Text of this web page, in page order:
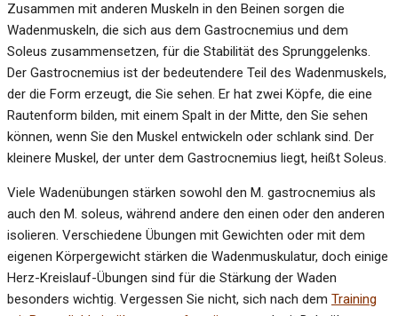
Zusammen mit anderen Muskeln in den Beinen sorgen die
Wadenmuskeln, die sich aus dem Gastrocnemius und dem
Soleus zusammensetzen, für die Stabilität des Sprunggelenks.
Der Gastrocnemius ist der bedeutendere Teil des Wadenmuskels,
der die Form erzeugt, die Sie sehen. Er hat zwei Köpfe, die eine
Rautenform bilden, mit einem Spalt in der Mitte, den Sie sehen
können, wenn Sie den Muskel entwickeln oder schlank sind. Der
kleinere Muskel, der unter dem Gastrocnemius liegt, heißt Soleus.
Viele Wadenübungen stärken sowohl den M. gastrocnemius als
auch den M. soleus, während andere den einen oder den anderen
isolieren. Verschiedene Übungen mit Gewichten oder mit dem
eigenen Körpergewicht stärken die Wadenmuskulatur, doch einige
Herz-Kreislauf-Übungen sind für die Stärkung der Waden
besonders wichtig. Vergessen Sie nicht, sich nach dem Training